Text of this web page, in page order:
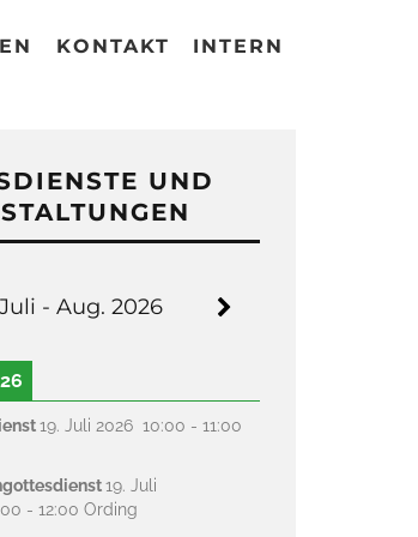
KONTAKT INTERN
UND
Juli - Aug. 2026
19. Juli 2026 10:00 - 11:00
19. Juli
- 12:00 Ording